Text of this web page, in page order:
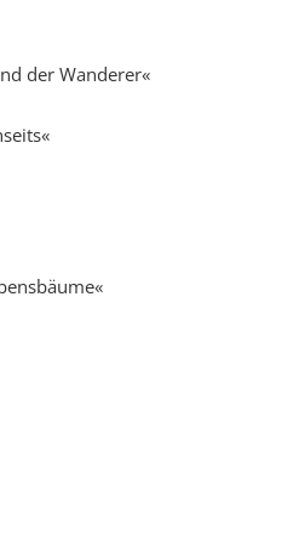
der Wanderer«